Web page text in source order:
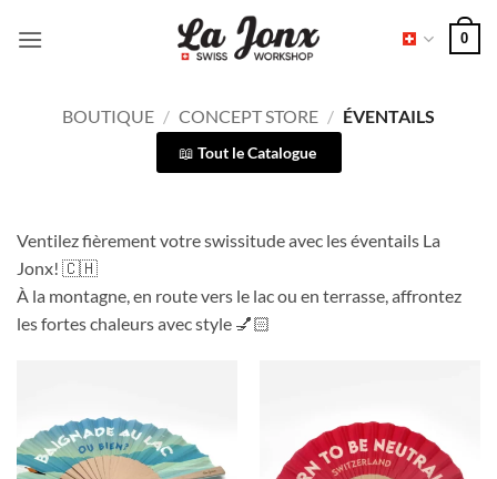
0
BOUTIQUE / CONCEPT STORE / ÉVENTAILS
Tout le Catalogue
Ventilez fièrement votre swissitude avec les éventails La
Jonx! 🇨🇭
À la montagne, en route vers le lac ou en terrasse, affrontez
les fortes chaleurs avec style 💅🏻